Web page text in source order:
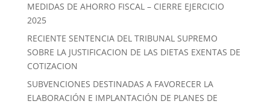
MEDIDAS DE AHORRO FISCAL – CIERRE EJERCICIO
2025
RECIENTE SENTENCIA DEL TRIBUNAL SUPREMO
SOBRE LA JUSTIFICACION DE LAS DIETAS EXENTAS DE
COTIZACION
SUBVENCIONES DESTINADAS A FAVORECER LA
ELABORACIÓN E IMPLANTACIÓN DE PLANES DE